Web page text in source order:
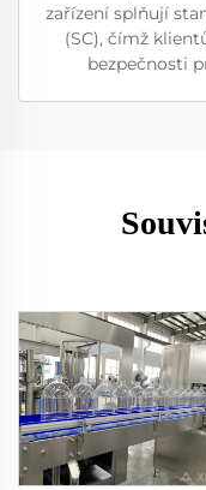
zařízení splňují
(SC), čímž
bezpečnosti